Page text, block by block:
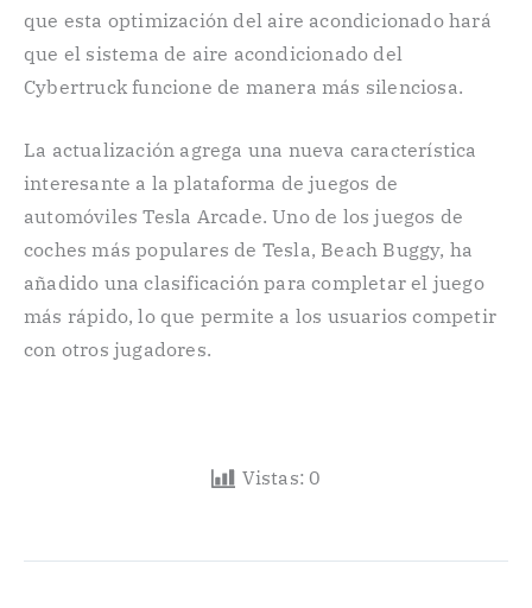
que esta optimización del aire acondicionado hará
que el sistema de aire acondicionado del
Cybertruck funcione de manera más silenciosa.
La actualización agrega una nueva característica
interesante a la plataforma de juegos de
automóviles Tesla Arcade. Uno de los juegos de
coches más populares de Tesla, Beach Buggy, ha
añadido una clasificación para completar el juego
más rápido, lo que permite a los usuarios competir
con otros jugadores.
Vistas: 0